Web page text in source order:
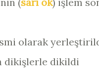
olarak
dikişlerle dikildi